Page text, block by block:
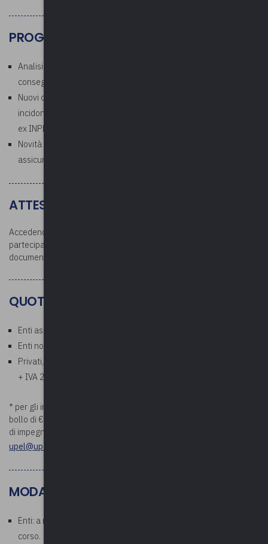
PROGRAMMA
Analisi delle principali prestazioni e dei relativi requisiti per
conseguire la pensione nel 2024
Nuovi coefficienti di calcolo: quando si applicano e come
incidono sul calcolo della pensione e del riscatto per gli iscritti
ex INPDAP
Novità in materia di contributi e di sistemazione delle posizioni
assicurative EX INPDAP
ATTESTATO E DOCUMENTAZIONE
Accedendo all’area riservata dopo la conclusione del corso, i
partecipanti potranno scaricare l’attestato di partecipazione e la
documentazione.
QUOTE
Enti associati: Gratuito
Enti non associati: € 50,00 a persona* (esente IVA)
Privati, aziende, studi professionali: € 61,00 a persona (€ 50,00
+ IVA 22%)
* per gli importi superiori a €. 75,00 verrà addebitata la marca da
bollo di €. 2,00. Si prega di comunicare i riferimenti della determina
di impegno di spesa prima della data di inizio del corso a
upel@upel.va.it
MODALITÀ PAGAMENTO
Enti: a ricezione della fattura che verrà emessa al termine del
corso.